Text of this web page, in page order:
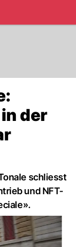
der
schliesst
und NFT-